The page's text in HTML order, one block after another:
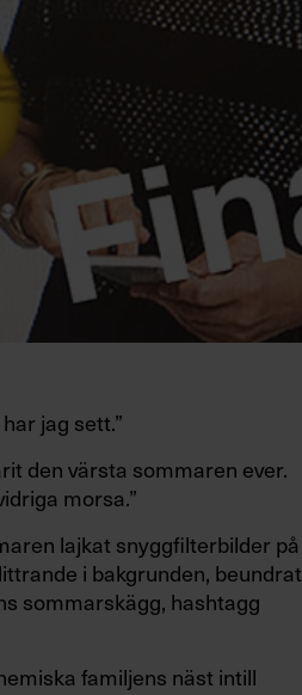
jag sett.”
den värsta sommaren ever.
morsa.”
lajkat snyggfilterbilder
i bakgrunden, beundrat
sommarskägg, hashtagg
familjens näst intill